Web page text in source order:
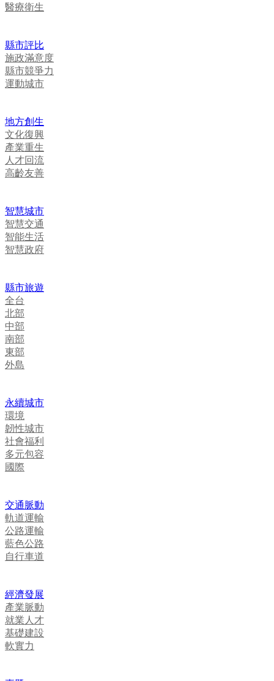
醫療衛生
縣市評比
施政滿意度
縣市競爭力
運動城市
地方創生
文化復興
產業重生
人才回流
高齡友善
智慧城市
智慧交通
智能生活
智慧政府
縣市旅遊
全台
北部
中部
南部
東部
外島
永續城市
環境
韌性城市
社會福利
多元包容
國際
交通脈動
軌道運輸
公路運輸
藍色公路
自行車道
經濟發展
產業脈動
就業人才
基礎建設
軟實力